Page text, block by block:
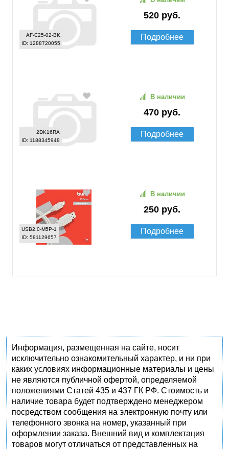
AF-C25-02-BK
ID: 1288720055
520 руб.
Подробнее
2DK16RA
ID: 1188345948
470 руб.
В наличии
Подробнее
USB2.0-M5P-1
ID: 581129657
250 руб.
В наличии
Подробнее
Информация, размещенная на сайте, носит
исключительно ознакомительный характер, и ни при
каких условиях информационные материалы и цены
не являются публичной офертой, определяемой
положениями Статей 435 и 437 ГК РФ. Стоимость и
наличие товара будет подтверждено менеджером
посредством сообщения на электронную почту или
телефонного звонка на номер, указанный при
оформлении заказа. Внешний вид и комплектация
товаров могут отличаться от представленных на